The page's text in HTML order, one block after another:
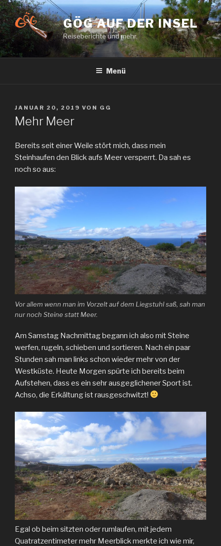
Zum
Inhalt
springen
GÖG AUF DER INSEL
Reiseberichte und mehr.
Menü
VERÖFFENTLICHT
AM
JANUAR 20, 2019 VON GG
Mehr Meer
Bereits seit einer Weile stört mich, dass mein
Steinhaufen den Blick aufs Meer versperrt. Da sah es
noch so aus:
Vor allem wenn man im Vorzelt auf dem Liegstuhl saß, sah man
nur noch Steine statt Meer.
Am Samstag Nachmittag begann ich also mit Steine
werfen, rugeln, schieben und sortieren. Nach ein paar
Stunden sah man links schon wieder mehr von der
Westküste. Heute Morgen spürte ich bereits beim
Aufstehen, dass es ein sehr ausgeglichener Sport ist.
Achso, die Erkältung ist rausgeschwitzt!
Egal ob beim sitzten oder rumlaufen, mit jedem
Quatratzentimeter mehr Meerblick merkte ich wie mir,